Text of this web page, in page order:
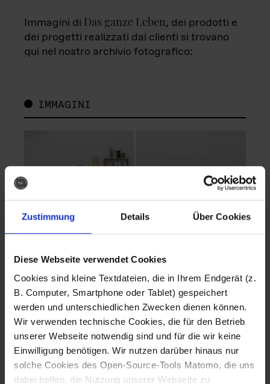
Zustimmung Details Über Cookies
Diese Webseite verwendet Cookies
Cookies sind kleine Textdateien, die in Ihrem Endgerät (z.
B. Computer, Smartphone oder Tablet) gespeichert
werden und unterschiedlichen Zwecken dienen können.
Wir verwenden technische Cookies, die für den Betrieb
unserer Webseite notwendig sind und für die wir keine
Einwilligung benötigen. Wir nutzen darüber hinaus nur
solche Cookies des Open-Source-Tools Matomo, die uns
dabei helfen, die Nutzung unserer Webseite zu
Immagini di Das ganze Leben, dei prodotti e
dei progetti realizzati dai clienti si trovano
qui nel nostro archivio fotografico:
IMMAGINI
Fotografo: Lorenz
Sternbach
Download
Fotografo: Lorenz
Sternbach
Download